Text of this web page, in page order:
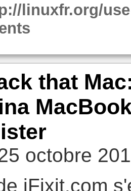
linuxfr.org/
that
octobre
iFixit.com